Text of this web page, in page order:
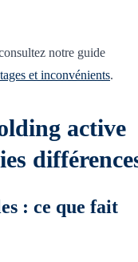
notre guide
et inconvénients.
active
: ce que fait